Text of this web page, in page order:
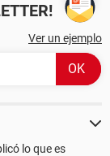
Ver un ejemplo
lo que es